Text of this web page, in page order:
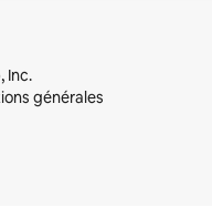
Inc.
générales